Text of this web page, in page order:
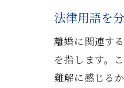
法律用語を
離婚に関連す
を指します。
難解に感じる